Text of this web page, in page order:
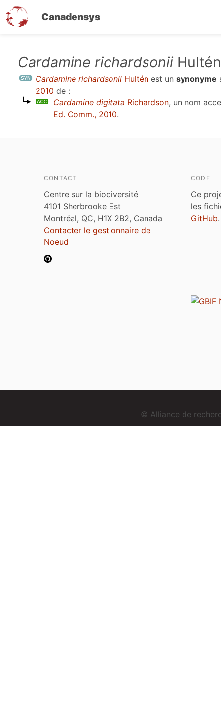
Canadensys
contenu
Cardamine richardsonii Hultén
Cardamine richardsonii Hultén est un synonyme
2010 de :
Cardamine digitata Richardson, un nom
Ed. Comm., 2010.
CONTACT
Centre sur la biodiversité
4101 Sherbrooke Est
Montréal, QC, H1X 2B2, Canada
Contacter le gestionnaire de
Noeud
CODE
Ce
les
GitHub.
© Alliance de